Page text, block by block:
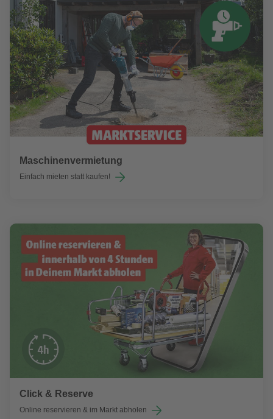
Maschinenvermietung
Einfach mieten statt kaufen!
Click & Reserve
Online reservieren & im Markt abholen